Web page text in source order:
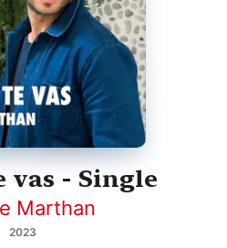
vas - Single
Marthan
2023